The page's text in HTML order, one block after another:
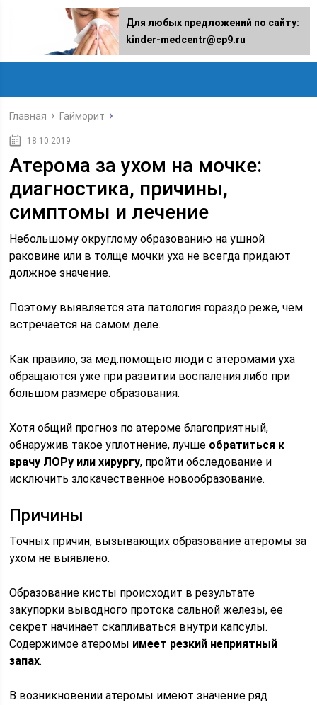
Главная Гайморит
18.10.2019
Атерома за ухом на мочке:
диагностика, причины,
симптомы и лечение
Небольшому округлому образованию на ушной
раковине или в толще мочки уха не всегда придают
должное значение.
Поэтому выявляется эта патология гораздо реже, чем
встречается на самом деле.
Как правило, за мед.помощью люди с атеромами уха
обращаются уже при развитии воспаления либо при
большом размере образования.
Хотя общий прогноз по атероме благоприятный,
обнаружив такое уплотнение, лучше обратиться к
врачу ЛОРу или хирургу, пройти обследование и
исключить злокачественное новообразование.
Причины
Точных причин, вызывающих образование атеромы за
ухом не выявлено.
Образование кисты происходит в результате
закупорки выводного протока сальной железы, ее
секрет начинает скапливаться внутри капсулы.
Содержимое атеромы имеет резкий неприятный
запах.
В возникновении атеромы имеют значение ряд
Для любых предложений по сайту:
kinder-medcentr@cp9.ru